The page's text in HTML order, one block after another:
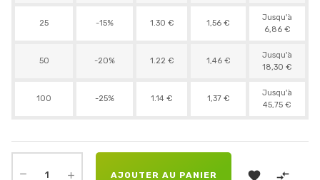
25 -15% 1.30 € 1,56 €
Jusqu'à
6,86 €
50 -20% 1.22 € 1,46 €
Jusqu'à
18,30 €
100 -25% 1.14 € 1,37 €
Jusqu'à
45,75 €
AJOUTER AU PANIER  